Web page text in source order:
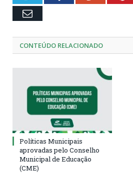
Email
CONTEÚDO RELACIONADO
Políticas Municipais
aprovadas pelo Conselho
Municipal de Educação
(CME)